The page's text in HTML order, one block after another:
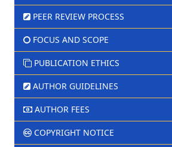
PEER REVIEW PROCESS
FOCUS AND SCOPE
PUBLICATION ETHICS
AUTHOR GUIDELINES
AUTHOR FEES
COPYRIGHT NOTICE